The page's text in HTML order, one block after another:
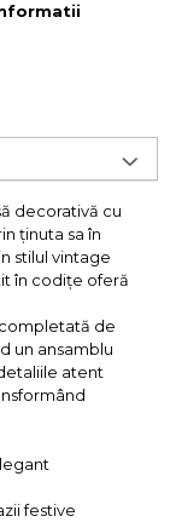
decorativă cu
ținuta sa în
stilul vintage
în codițe oferă
de
un ansamblu
atent
festive